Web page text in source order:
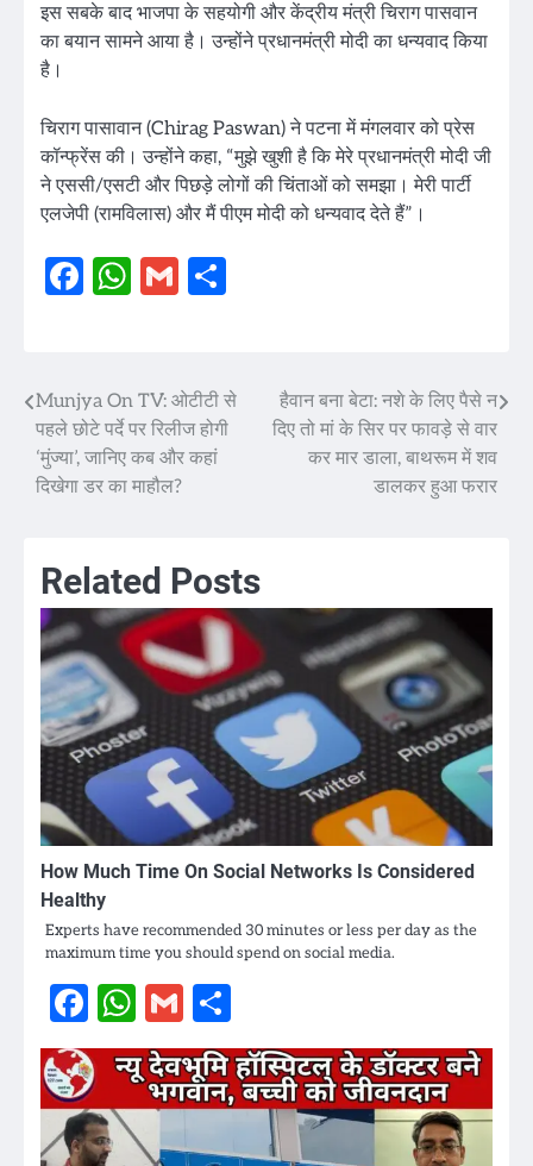
इस सबके बाद भाजपा के सहयोगी और केंद्रीय मंत्री चिराग पासवान
का बयान सामने आया है। उन्होंने प्रधानमंत्री मोदी का धन्यवाद किया
है।
चिराग पासावान (Chirag Paswan) ने पटना में मंगलवार को प्रेस
कॉन्फ्रेंस की। उन्होंने कहा, “मुझे खुशी है कि मेरे प्रधानमंत्री मोदी जी
ने एससी/एसटी और पिछड़े लोगों की चिंताओं को समझा। मेरी पार्टी
एलजेपी (रामविलास) और मैं पीएम मोदी को धन्यवाद देते हैं”।
Facebook
WhatsApp
Gmail
Post
navigation
Munjya On TV: ओटीटी से
पहले छोटे पर्दे पर रिलीज होगी
‘मुंज्या’, जानिए कब और कहां
दिखेगा डर का माहौल?
हैवान बना बेटा: नशे के लिए पैसे न
दिए तो मां के सिर पर फावड़े से वार
कर मार डाला, बाथरूम में शव
डालकर हुआ फरार
Related Posts
How Much Time On Social Networks Is Considered
Healthy
Experts have recommended 30 minutes or less per day as the
maximum time you should spend on social media.
Facebook
WhatsApp
Gmail